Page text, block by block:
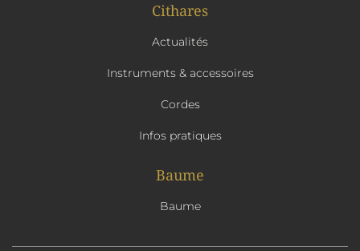
Cithares
Actualités
Instruments & accessoires
Cordes
Infos pratiques
Baume
Baume